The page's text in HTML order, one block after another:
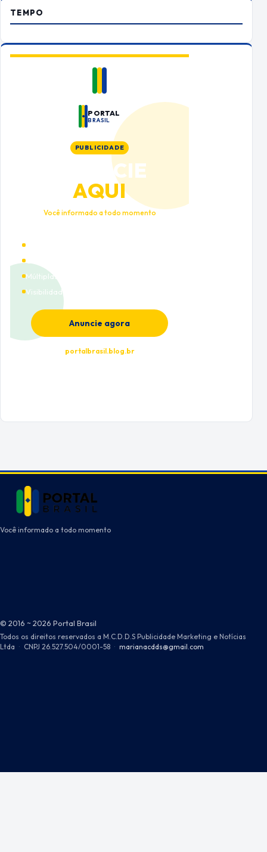
TEMPO
PORTAL
BRASIL
PUBLICIDADE
ANUNCIE
AQUI
Você informado a todo momento
Múltiplas categorias
Visibilidade premium
Anuncie agora
portalbrasil.blog.br
Você informado a todo momento
© 2016 ~ 2026 Portal Brasil
Todos os direitos reservados a M.C.D.D.S Publicidade Marketing e Notícias
Ltda · CNPJ 26.527.504/0001-58 · marianacdds@gmail.com